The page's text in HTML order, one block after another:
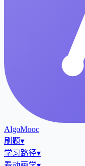
AlgoMooc
刷题▾
学习路径▾